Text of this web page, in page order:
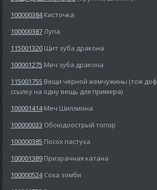
100000384Кисточка
100000387Лупа
115001320 Щит зуба дракона
100001275 Меч зуба дракона
115001755 Вещи чёрной жемчужины (тож
ссылку на одну вещь для примера)
100001414Меч Шиллиона
100000033 Обоюдоострый топор
100000385 Посох пастуха
100001389 Призрачная катана
100000524Соха зомби